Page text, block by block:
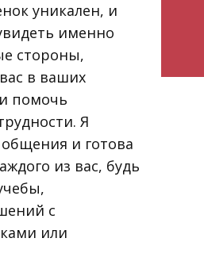
уникален, и
именно
стороны,
в ваших
помочь
Я
и готова
из вас, будь
с
или